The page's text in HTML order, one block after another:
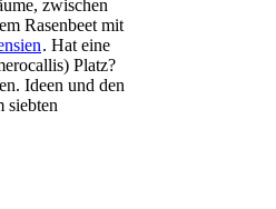
zwischen
Rasenbeet mit
. Hat eine
Platz?
Ideen und den
siebten